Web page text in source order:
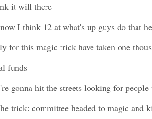
it will there
I think 12 at what's up guys do that
for this magic trick have taken one
funds
gonna hit the streets looking for
trick: committee headed to magic and